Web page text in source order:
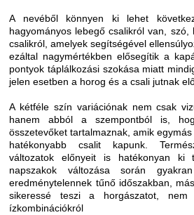
A nevéből könnyen ki lehet
hagyományos lebegő csalikról van,
csalikról, amelyek segítségével
ezáltal nagymértékben elősegítik a
pontyok táplálkozási szokása miatt
jelen esetben a horog és a csali jutnak
A kétféle szín variációnak nem csak
hanem abból a szempontból is,
összetevőket tartalmaznak, amik
hatékonyabb csalit kapunk.
változatok előnyeit is hatékonyan ki
napszakok változása során
eredménytelennek tűnő időszakban,
sikeressé teszi a horgászatot,
ízkombinációkról